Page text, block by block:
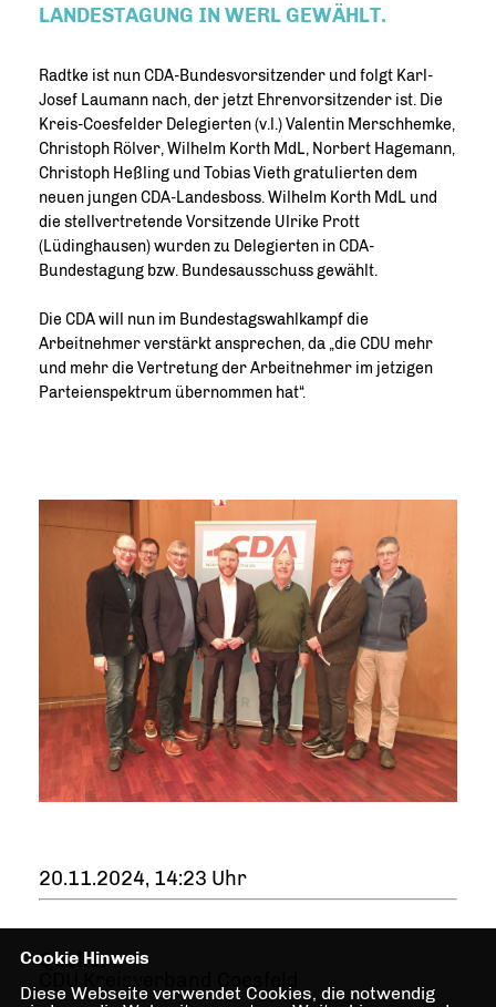
LANDESTAGUNG IN WERL GEWÄHLT.
Radtke ist nun CDA-Bundesvorsitzender und folgt Karl-
Josef Laumann nach, der jetzt Ehrenvorsitzender ist. Die
Kreis-Coesfelder Delegierten (v.l.) Valentin Merschhemke,
Christoph Rölver, Wilhelm Korth MdL, Norbert Hagemann,
Christoph Heßling und Tobias Vieth gratulierten dem
neuen jungen CDA-Landesboss. Wilhelm Korth MdL und
die stellvertretende Vorsitzende Ulrike Prott
(Lüdinghausen) wurden zu Delegierten in CDA-
Bundestagung bzw. Bundesausschuss gewählt.
Die CDA will nun im Bundestagswahlkampf die
Arbeitnehmer verstärkt ansprechen, da „die CDU mehr
und mehr die Vertretung der Arbeitnehmer im jetzigen
Parteienspektrum übernommen hat“.
20.11.2024, 14:23 Uhr
Quelle:
Cookie Hinweis
Diese Webseite verwendet Cookies, die notwendig